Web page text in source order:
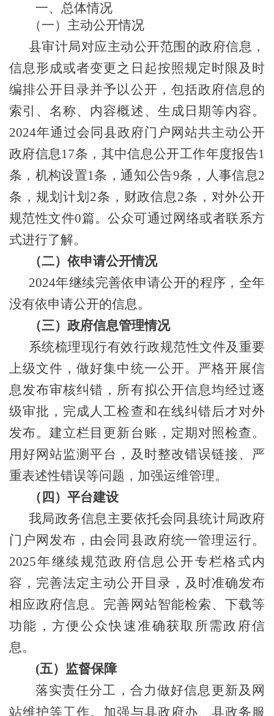
一、总体情况
（一）主动公开情况
县审计局对应主动公开范围的政府信息，
信息形成或者变更之日起按照规定时限及时
编排公开目录并予以公开，包括政府信息的
索引、名称、内容概述、生成日期等内容。
2024年通过会同县政府门户网站共主动公开
政府信息17条，其中信息公开工作年度报告1
条，机构设置1条，通知公告9条， 人事信息2
条，规划计划2条，财政信息2条，对外公开
规范性文件0篇。公众可通过网络或者联系方
式进行了解。
（二）依申请公开情况
2024年继续完善依申请公开的程序，全年
没有依申请公开的信息。
（三）政府信息管理情况
系统梳理现行有效行政规范性文件及重要
上级文件，做好集中统一公开。严格开展信
息发布审核纠错，所有拟公开信息均经过逐
级审批，完成人工检查和在线纠错后才对外
发布。建立栏目更新台账，定期对照检查。
用好网站监测平台，及时整改错误链接、严
重表述性错误等问题，加强运维管理。
（四）平台建设
我局政务信息主要依托会同县统计局政府
门户网发布，由会同县政府统一管理运行。
2025年继续规范政府信息公开专栏格式内
容，完善法定主动公开目录，及时准确发布
相应政府信息。完善网站智能检索、下载等
功能，方便公众快速准确获取所需政府信
息。
(五）监督保障
落实责任分工，合力做好信息更新及网
站维护等工作。加强与县政府办、 县政务服